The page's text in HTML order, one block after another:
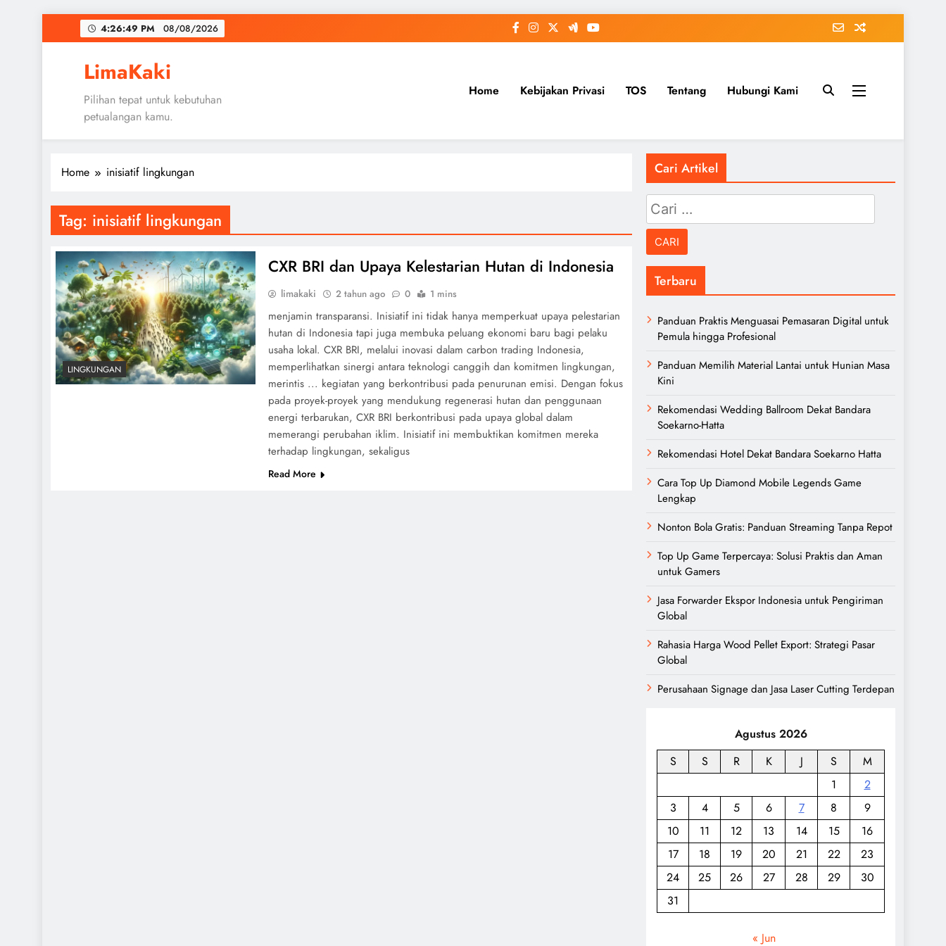
to
4:26:49 PM 08/08/2026
LimaKaki
Pilihan tepat untuk kebutuhan
petualangan kamu.
Home Kebijakan Privasi TOS Tentang Hubungi Kami
Home inisiatif lingkungan
Tag: inisiatif lingkungan
LINGKUNGAN
CXR BRI dan Upaya Kelestarian Hutan di Indonesia
limakaki 2 tahun ago 0 1 mins
menjamin transparansi. Inisiatif ini tidak hanya memperkuat upaya pelestarian
hutan di Indonesia tapi juga membuka peluang ekonomi baru bagi pelaku
usaha lokal. CXR BRI, melalui inovasi dalam carbon trading Indonesia,
memperlihatkan sinergi antara teknologi canggih dan komitmen lingkungan,
merintis ... kegiatan yang berkontribusi pada penurunan emisi. Dengan fokus
pada proyek-proyek yang mendukung regenerasi hutan dan penggunaan
energi terbarukan, CXR BRI berkontribusi pada upaya global dalam
memerangi perubahan iklim. Inisiatif ini membuktikan komitmen mereka
terhadap lingkungan, sekaligus
Read More
Cari Artikel
Cari
untuk:
Terbaru
Panduan Praktis Menguasai Pemasaran Digital untuk
Pemula hingga Profesional
Panduan Memilih Material Lantai untuk Hunian Masa
Kini
Rekomendasi Wedding Ballroom Dekat Bandara
Soekarno-Hatta
Rekomendasi Hotel Dekat Bandara Soekarno Hatta
Cara Top Up Diamond Mobile Legends Game
Lengkap
Nonton Bola Gratis: Panduan Streaming Tanpa Repot
Top Up Game Terpercaya: Solusi Praktis dan Aman
untuk Gamers
Jasa Forwarder Ekspor Indonesia untuk Pengiriman
Global
Rahasia Harga Wood Pellet Export: Strategi Pasar
Global
Perusahaan Signage dan Jasa Laser Cutting Terdepan
Agustus 2026
S
S R K J S
M
1
2
3
4 5 6 7 8
9
10
11 12 13 14 15
16
17
18 19 20 21 22
23
24
25 26 27 28 29
30
31
« Jun